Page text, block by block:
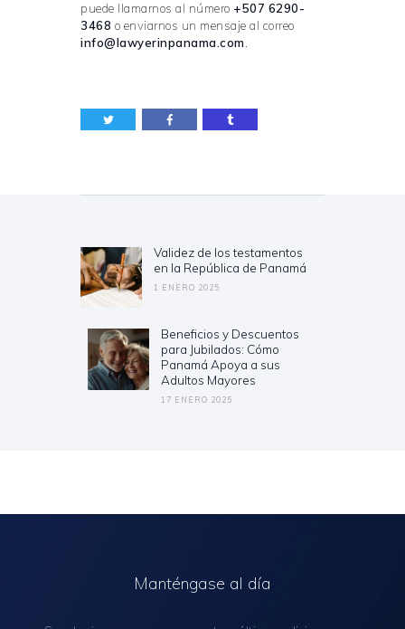
puede llamarnos al número +507 6290-
3468 o enviarnos un mensaje al correo
info@lawyerinpanama.com.
entradasPrevious
post:
Validez de los testamentos
en la República de Panamá
1 ENERO 2025
Next
post:
Beneficios y Descuentos
para Jubilados: Cómo
Panamá Apoya a sus
Adultos Mayores
17 ENERO 2025
Manténgase al día